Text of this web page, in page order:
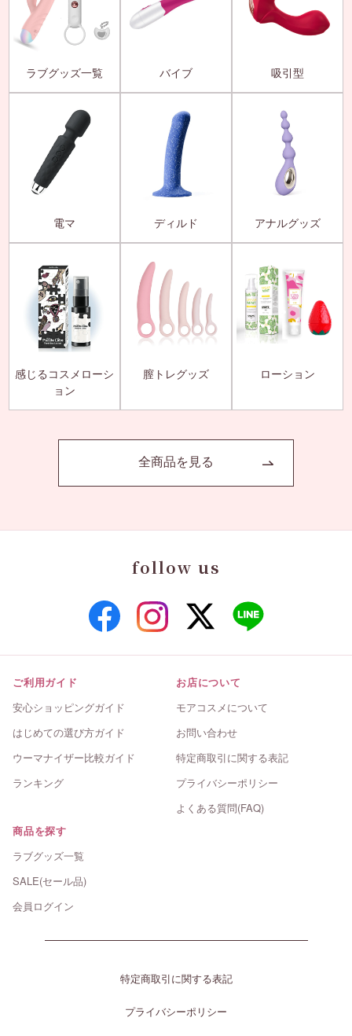
ラブグッズ一覧 バイブ 吸引型
電マ ディルド アナルグッズ
感じるコスメローシ
ョン
膣トレグッズ ローション
全商品を見る
follow us
ご利用ガイド
安心ショッピングガイド
はじめての選び方ガイド
ウーマナイザー比較ガイド
ランキング
お店について
モアコスメについて
お問い合わせ
特定商取引に関する表記
プライバシーポリシー
よくある質問(FAQ)
商品を探す
ラブグッズ一覧
SALE(セール品)
会員ログイン
特定商取引に関する表記
プライバシーポリシー